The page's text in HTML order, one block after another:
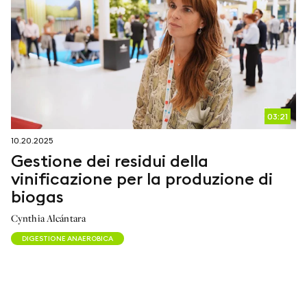
03:21
10.20.2025
Gestione dei residui della
vinificazione per la produzione di
biogas
Cynthia Alcántara
DIGESTIONE ANAEROBICA